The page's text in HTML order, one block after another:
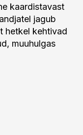
kaardistavast
jagub
hetkel kehtivad
muuhulgas